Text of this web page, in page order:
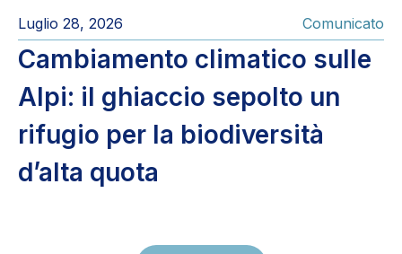
Luglio 28, 2026 Comunicato
Cambiamento climatico sulle
Alpi: il ghiaccio sepolto un
rifugio per la biodiversità
d’alta quota